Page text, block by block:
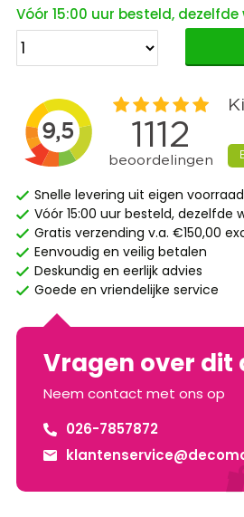
Vóór 15:00 uur besteld,
Snelle levering uit eigen voorraad
Vóór 15:00 uur besteld, dezelfde
Gratis verzending v.a. €150,00
Eenvoudig en veilig betalen
Deskundig en eerlijk advies
Goede en vriendelijke service
Vragen over dit
Neem contact met ons op
026-7857872